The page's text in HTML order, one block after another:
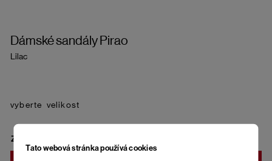
Tato webová stránka používá cookies
Dámské sandály Pirao
Lilac
velikost
ZVOLTE VARIANTU